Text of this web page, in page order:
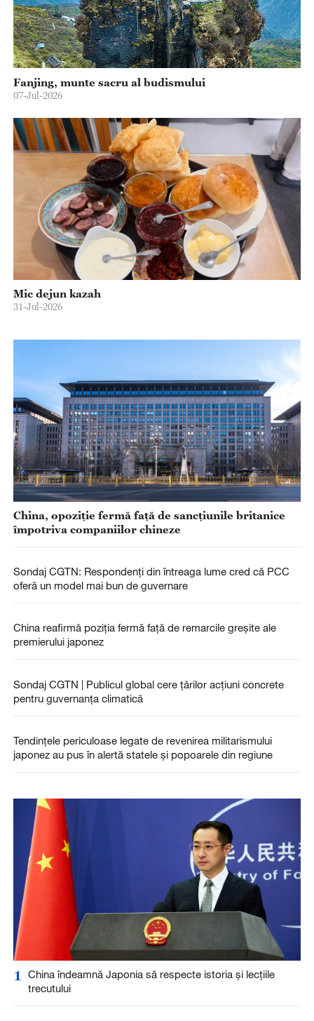
Fanjing, munte sacru al budismului
07-Jul-2026
Mic dejun kazah
31-Jul-2026
China, opoziție fermă față de sancțiunile britanice
împotriva companiilor chineze
Sondaj CGTN: Respondenți din întreaga lume cred că PCC
oferă un model mai bun de guvernare
China reafirmă poziția fermă față de remarcile greșite ale
premierului japonez
Sondaj CGTN | Publicul global cere țărilor acțiuni concrete
pentru guvernanța climatică
Tendințele periculoase legate de revenirea militarismului
japonez au pus în alertă statele și popoarele din regiune
1
China îndeamnă Japonia să respecte istoria și lecțiile
trecutului